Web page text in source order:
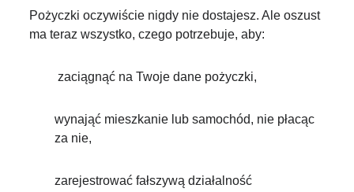
Pożyczki oczywiście nigdy nie dostajesz. Ale oszust
ma teraz wszystko, czego potrzebuje, aby:
zaciągnąć na Twoje dane pożyczki,
wynająć mieszkanie lub samochód, nie płacąc
za nie,
zarejestrować fałszywą działalność